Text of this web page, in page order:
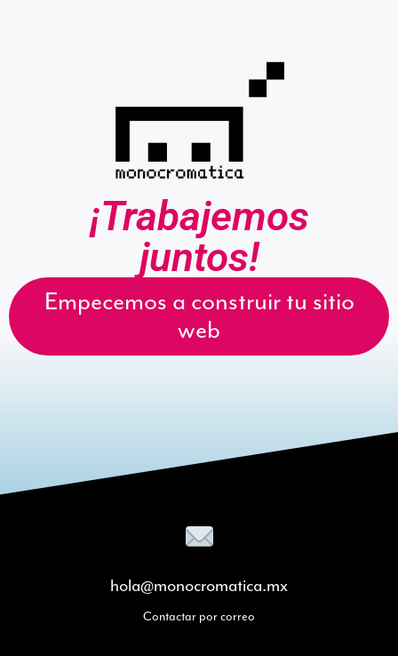
¡Trabajemos
juntos!
Empecemos a construir tu sitio
web
hola@monocromatica.mx
Contactar por correo